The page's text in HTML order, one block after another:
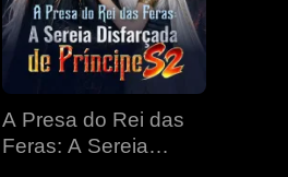
A Presa do Rei das
Feras: A Sereia